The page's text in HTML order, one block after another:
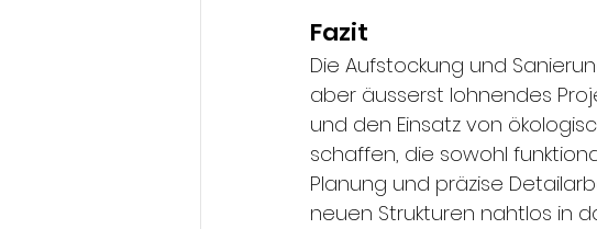
Fazit
Die Aufstockung und
aber äusserst lohnendes
und den Einsatz von
schaffen, die sowohl
Planung und präzise
neuen Strukturen nahtlos in